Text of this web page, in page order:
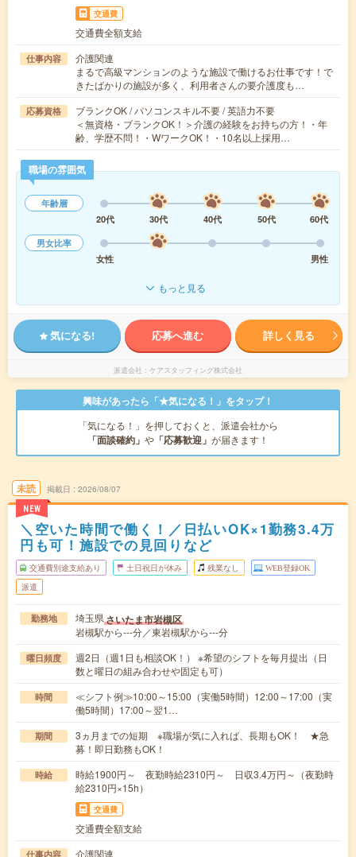
交通費
交通費全額支給
仕事内容
介護関連
まるで高級マンションのような施設で働けるお仕事です！で
きたばかりの施設が多く、利用者さんの要介護度も…
応募資格
ブランクOK / パソコンスキル不要 / 英語力不要
＜無資格・ブランクOK！＞介護の経験をお持ちの方！・年
齢、学歴不問！・WワークOK！・10名以上採用…
職場の雰囲気
年齢層
20代
30代 40代 50代
60代
男女比率
女性
男性
もっと見る
気になる! 応募へ進む 詳しく見る
派遣会社 ケアスタッフィング株式会社
興味があったら「★気になる！」をタップ！
「気になる！」を押しておくと、派遣会社から
「面談確約」 や 「応募歓迎」 が届きます！
未読
NEW
掲載日 2026/08/07
＼空いた時間で働く！／日払いOK×1勤務3.4万
円も可！施設での見回りなど
交通費別途支給あり 土日祝日が休み 残業なし WEB登録OK
派遣
勤務地 埼玉県さいたま市岩槻区
岩槻駅から---分／東岩槻駅から---分
曜日頻度
週2日（週1日も相談OK！） ※希望のシフトを毎月提出（日
数と曜日の組み合わせや固定も可）
時間
≪シフト例≫10:00～15:00（実働5時間）12:00～17:00（実
働5時間）17:00～翌1…
期間
3ヵ月までの短期 ※職場が気に入れば、長期もOK！ ★急
募！即日勤務もOK！
時給
時給1900円～ 夜勤時給2310円～ 日収3.4万円～（夜勤時
給2310円×15h）
交通費
交通費全額支給
仕事内容
介護関連